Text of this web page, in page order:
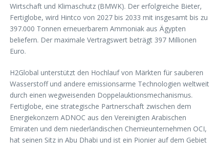
Wirtschaft und Klimaschutz (BMWK). Der erfolgreiche Bieter,
Fertiglobe, wird Hintco von 2027 bis 2033 mit insgesamt bis zu
397.000 Tonnen erneuerbarem Ammoniak aus Ägypten
beliefern. Der maximale Vertragswert beträgt 397 Millionen
Euro.
H2Global unterstützt den Hochlauf von Märkten für sauberen
Wasserstoff und andere emissionsarme Technologien weltweit
durch einen wegweisenden Doppelauktionsmechanismus.
Fertiglobe, eine strategische Partnerschaft zwischen dem
Energiekonzern ADNOC aus den Vereinigten Arabischen
Emiraten und dem niederländischen Chemieunternehmen OCI,
hat seinen Sitz in Abu Dhabi und ist ein Pionier auf dem Gebiet